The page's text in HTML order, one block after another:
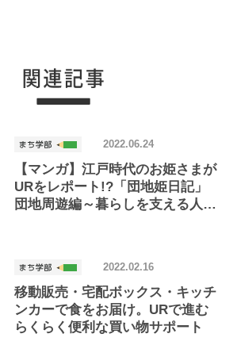
【マンガ】江戸時代のお姫さまが
URをレポート!?「団地姫日記」
団地周遊編～暮らしを支える人た
2022.06.24
移動販売・宅配ボックス・キッチ
ンカーで食をお届け。URで進む
らくらく便利な買い物サポート
2022.02.16